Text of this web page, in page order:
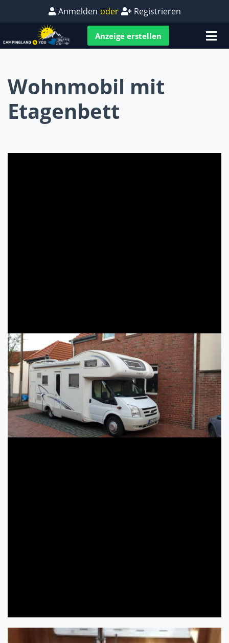
Anmelden oder Registrieren
Anzeige erstellen
Wohnmobil mit
Etagenbett